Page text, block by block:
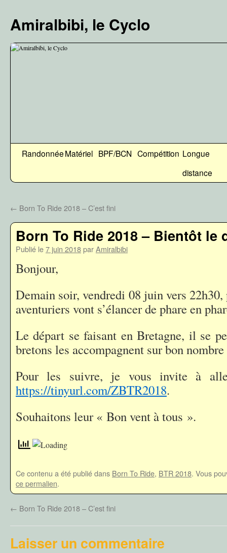
contenu
Amiralbibi, le Cyclo
RandonnéeMatériel BPF/BCN Compétition Longue
distance
← Born To Ride 2018 – C’est fini
Born To Ride 2018 – Bientôt le
Publié le7 juin 2018parAmiralbibi
Bonjour,
Demain soir, vendredi 08 juin vers 22h30,
aventuriers vont s’élancer de phare en
Le départ se faisant en Bretagne, il se
bretons les accompagnent sur bon
Pour les suivre, je vous invite à
https://tinyurl.com/ZBTR2018.
Souhaitons leur « Bon vent à tous ».
Ce contenu a été publié dans Born To Ride, BTR 2018. Vous
ce permalien.
← Born To Ride 2018 – C’est fini
Laisser un commentaire